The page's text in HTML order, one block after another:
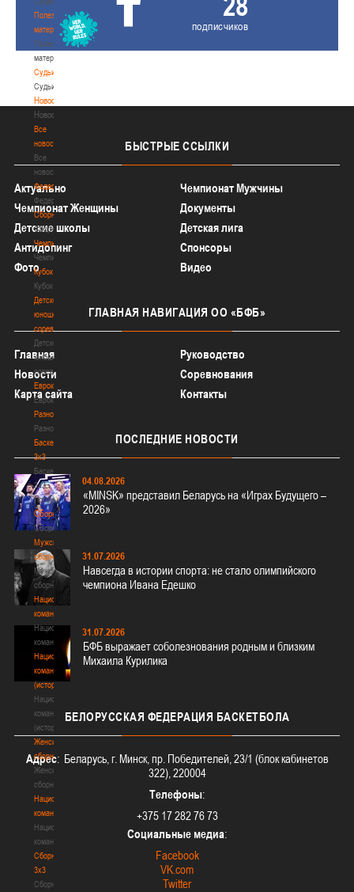
Полезные
материалы
Полезные
материалы
Судьи
Судьи
Новости
Новости
Все
новости
Все
новости
Федерация
Федерация
Сборные
Сборные
Чемпионат
Чемпионат
Кубок
Кубок
Детско-
юношеские
соревнования
Детско-
юношеские
соревнования
Еврокубки
Еврокубки
Разное
Разное
Баскетбол
3х3
Баскетбол
3х3
Лого[modid=121]
Сборные
Сборные
Мужские
сборные
Мужские
сборные
Национальная
команда
Национальная
команда
Национальная
команда
(история)
Национальная
команда
(история)
Женские
сборные
Женские
сборные
Национальная
команда
Национальная
команда
Сборные
3х3
Сборные
подписчиков
БЫСТРЫЕ ССЫЛКИ
Актуально
Чемпионат Мужчины
Чемпионат Женщины
Документы
Детские школы
Детская лига
Антидопинг
Спонсоры
Фото
Видео
ГЛАВНАЯ НАВИГАЦИЯ ОО «БФБ»
Главная
Руководство
Новости
Соревнования
Карта сайта
Контакты
ПОСЛЕДНИЕ НОВОСТИ
04.08.2026
«MINSK» представил Беларусь на «Играх Будущего –
2026»
31.07.2026
Навсегда в истории спорта: не стало олимпийского
чемпиона Ивана Едешко
31.07.2026
БФБ выражает соболезнования родным и близким
Михаила Курилика
БЕЛОРУССКАЯ ФЕДЕРАЦИЯ БАСКЕТБОЛА
Адрес: Беларусь, г. Минск, пр. Победителей, 23/1 (блок кабинетов
322), 220004
Телефоны:
+375 17 282 76 73
Социальные медиа:
Facebook
VK.com
Twitter